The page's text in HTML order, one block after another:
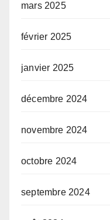
mars 2025
février 2025
janvier 2025
décembre 2024
novembre 2024
octobre 2024
septembre 2024